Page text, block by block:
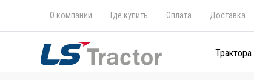
О компании Где купить Оплата Доставка
Трактора